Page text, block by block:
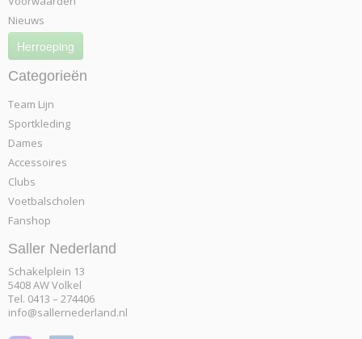
Nieuws
Herroeping
Categorieën
Team Lijn
Sportkleding
Dames
Accessoires
Clubs
Voetbalscholen
Fanshop
Saller Nederland
Schakelplein 13
5408 AW Volkel
Tel. 0413 – 274406
info@sallernederland.nl